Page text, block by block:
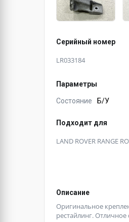
Серийный номер
LR033184
Параметры
Состояние Б/У
Подходит для
LAND ROVER RANGE
Описание
Оригинальное
рестайлинг. Отличное